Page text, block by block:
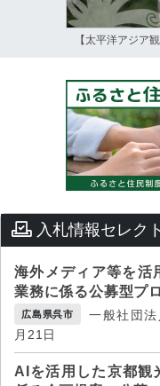
【太平洋アジア
入札情報セレクト
海外メディア等を活
業務に係る公募型プ
広島県呉市
一般社団
月21日
AIを活用した京都観